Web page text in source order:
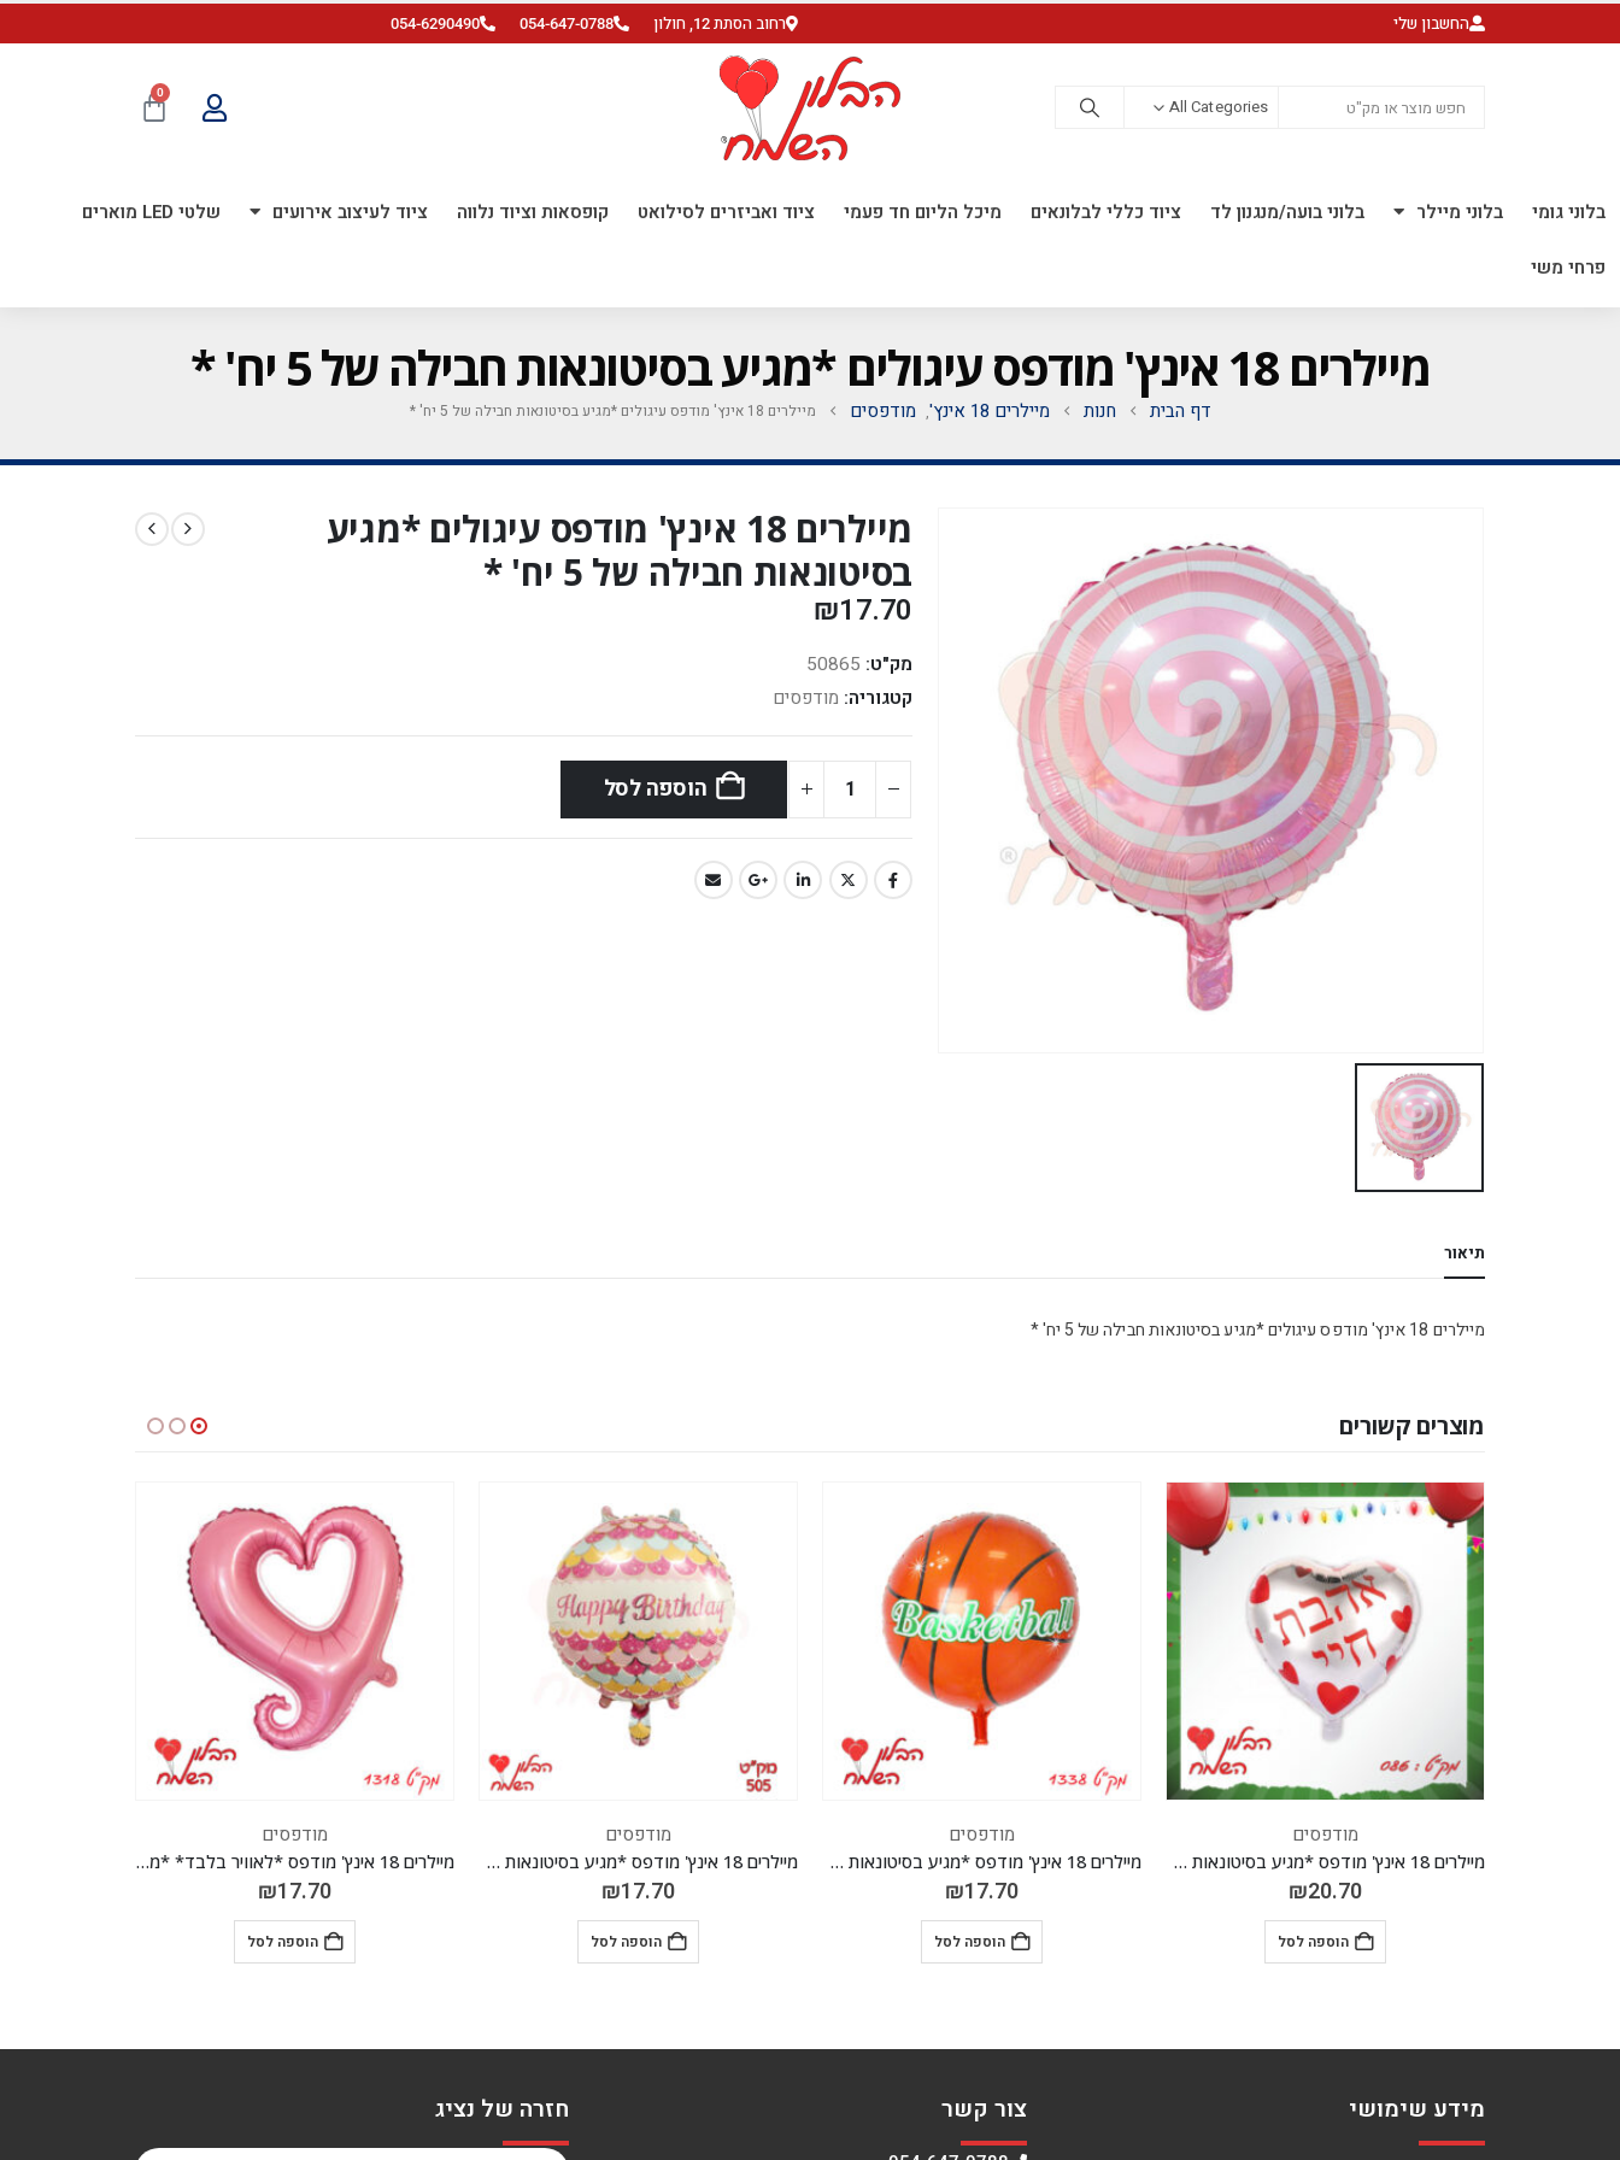
החשבון שלי רחוב הסתת 12, חולון 054-647-0788
054-6290490
All Categories
0
בלוני גומי בלוני מיילר בלוני בועה/מנגנון לד ציוד כללי לבלונאים מיכל הליום חד פעמי ציוד ואביזרים לסילואט קופסאות וציוד נלווה ציוד לעיצוב אירועים שלטי LED מוארים
פרחי משי
מיילרים 18 אינץ' מודפס עיגולים *מגיע בסיטונאות חבילה של 5 יח' *
דף הבית חנות מיילרים 18 אינץ' , מודפסים מיילרים 18 אינץ' מודפס עיגולים *מגיע בסיטונאות חבילה של 5 יח' *
מיילרים 18 אינץ' מודפס עיגולים *מגיע
בסיטונאות חבילה של 5 יח' *
₪17.70
מק"ט: 50865
קטגוריה: מודפסים
הוספה לסל
תיאור
מיילרים 18 אינץ' מודפס עיגולים *מגיע בסיטונאות חבילה של 5 יח' *
מוצרים קשורים
מודפסים
מיילרים 18 אינץ' מודפס *מגיע בסיטונאות חבילה של 5 יח' *
₪17.70
הוספה לסל
מודפסים
מיילרים 18 אינץ' מודפס *מגיע בסיטונאות חבילה של 5 יח' *
₪17.70
הוספה לסל
מודפסים
מיילרים 18 אינץ' מודפס *לאוויר בלבד* *מגיע בסיטונאות חבילה של 5 יח'*
₪17.70
הוספה לסל
מודפסים
מיילרים 18 אינץ' מודפס *מגיע בסיטונאות חבילה של 5 יח' *
₪17.70
הוספה לסל
מידע שימושי צור קשר חזרה של נציג